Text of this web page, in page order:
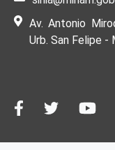
Av. Antonio
Urb. San Felipe -